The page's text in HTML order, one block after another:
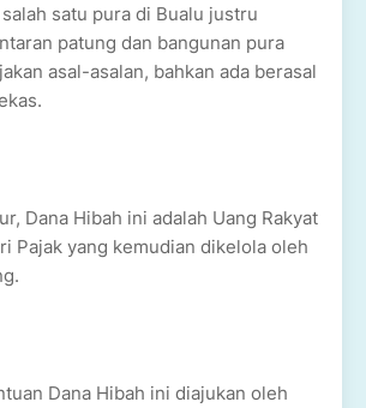
satu pura di Bualu justru
patung dan bangunan pura
asal-asalan, bahkan ada berasal
Dana Hibah ini adalah Uang Rakyat
Pajak yang kemudian dikelola oleh
Dana Hibah ini diajukan oleh